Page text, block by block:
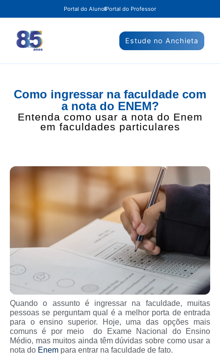
Portal do Aluno Portal do Professor
Estude no Anchieta
Como ingressar na faculdade com
a nota do ENEM?
Entenda como usar a nota do Enem
em faculdades particulares
Quando o assunto é ingressar na faculdade, muitas
pessoas se perguntam qual é a melhor porta de entrada
para o ensino superior. Hoje, uma das opções mais
comuns é por meio do Exame Nacional do Ensino
Médio, mas muitos ainda têm dúvidas sobre como usar a
nota do Enem para entrar na faculdade de fato.